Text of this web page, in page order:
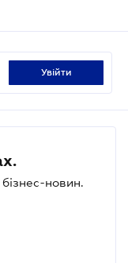
увійти
бізнес-новин.